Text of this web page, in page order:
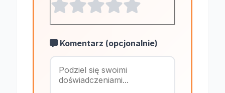
Komentarz (opcjonalnie)
Maksymalnie